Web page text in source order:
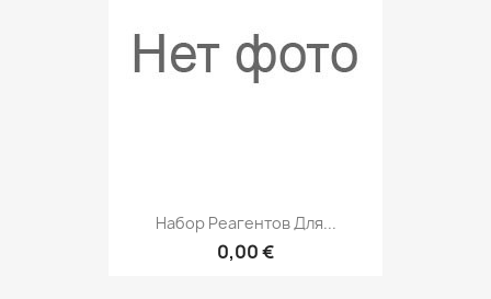
Набор Реагентов Для...
0,00 €